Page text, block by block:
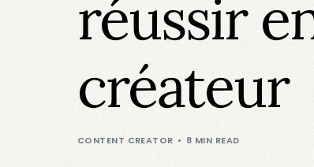
réussir
créateur
CONTENT CREATOR 8 MIN READ